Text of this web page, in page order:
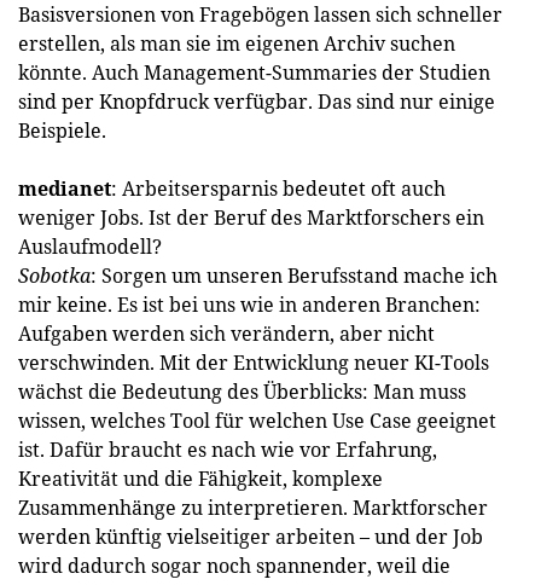
Basisversionen von Fragebögen lassen sich schneller
erstellen, als man sie im eigenen Archiv suchen
könnte. Auch Management-Summaries der Studien
sind per Knopfdruck verfügbar. Das sind nur einige
Bei­spiele.
medianet: Arbeitsersparnis bedeutet oft auch
weniger Jobs. Ist der Beruf des Marktforschers ein
Auslaufmodell?
Sobotka: Sorgen um unseren Berufsstand mache ich
mir keine. Es ist bei uns wie in anderen Branchen:
Aufgaben werden sich verändern, aber nicht
verschwinden. Mit der Entwicklung neuer KI-Tools
wächst die Bedeutung des Überblicks: Man muss
wissen, welches Tool für welchen Use Case geeignet
ist. Dafür braucht es nach wie vor Erfahrung,
Kreativität und die Fähigkeit, komplexe
Zusammenhänge zu interpretieren. Marktforscher
werden künftig vielseitiger arbeiten – und der Job
wird dadurch sogar noch spannender, weil die